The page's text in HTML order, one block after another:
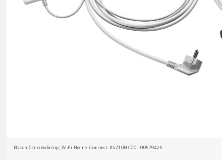
Bosch Σετ σύνδεσης WiFi Home Connect KSZ10HC00 - 00579425